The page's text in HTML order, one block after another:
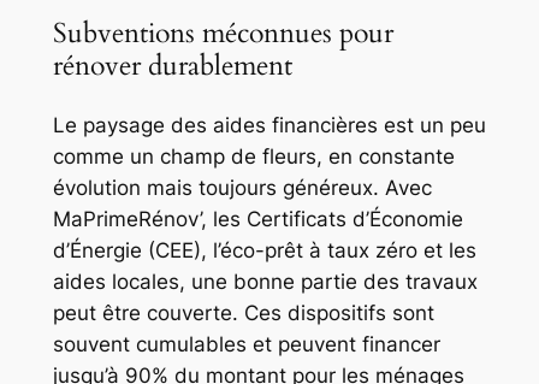
Subventions méconnues pour
rénover durablement
Le paysage des aides financières est un peu
comme un champ de fleurs, en constante
évolution mais toujours généreux. Avec
MaPrimeRénov’, les Certificats d’Économie
d’Énergie (CEE), l’éco-prêt à taux zéro et les
aides locales, une bonne partie des travaux
peut être couverte. Ces dispositifs sont
souvent cumulables et peuvent financer
jusqu’à 90% du montant pour les ménages